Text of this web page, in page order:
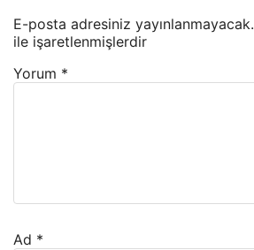
E-posta adresiniz yayınlanmayacak.
ile işaretlenmişlerdir
Yorum *
Ad *